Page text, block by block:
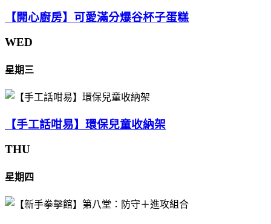
【開心廚房】可愛滿分爆谷杯子蛋糕
WED
星期三
【手工話咁易】環保兒童收納架
THU
星期四